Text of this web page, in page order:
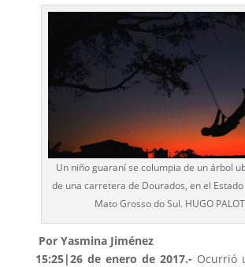
Un niño guaraní se columpia de un árbol
de una carretera de Dourados, en el
Mato Grosso do Sul. HUGO
Por Yasmina Jiménez
15:25|26 de enero de 2017.- Ocurrió